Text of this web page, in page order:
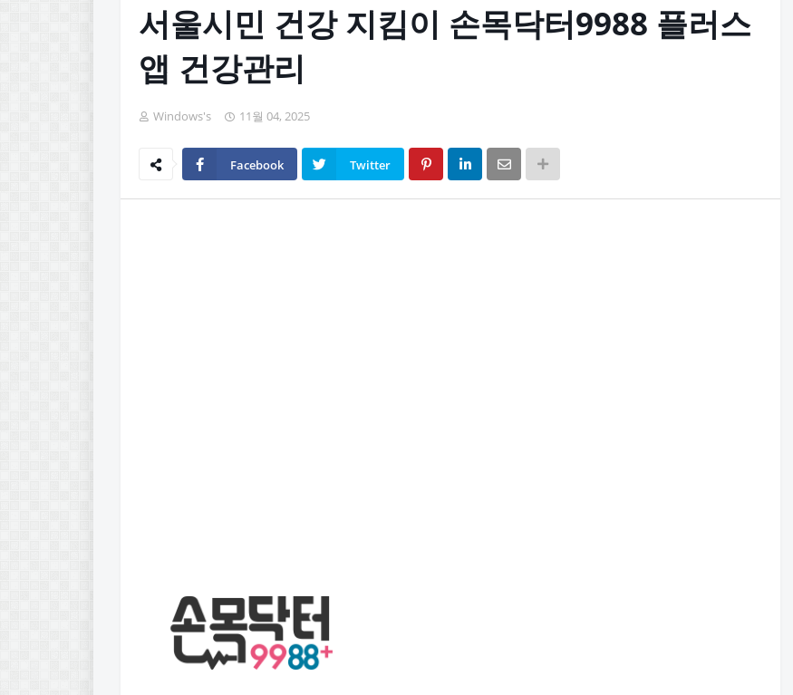
서울시민 건강 지킴이 손목닥터9988 플러스
앱 건강관리
Windows's 11월 04, 2025
Facebook Twitter